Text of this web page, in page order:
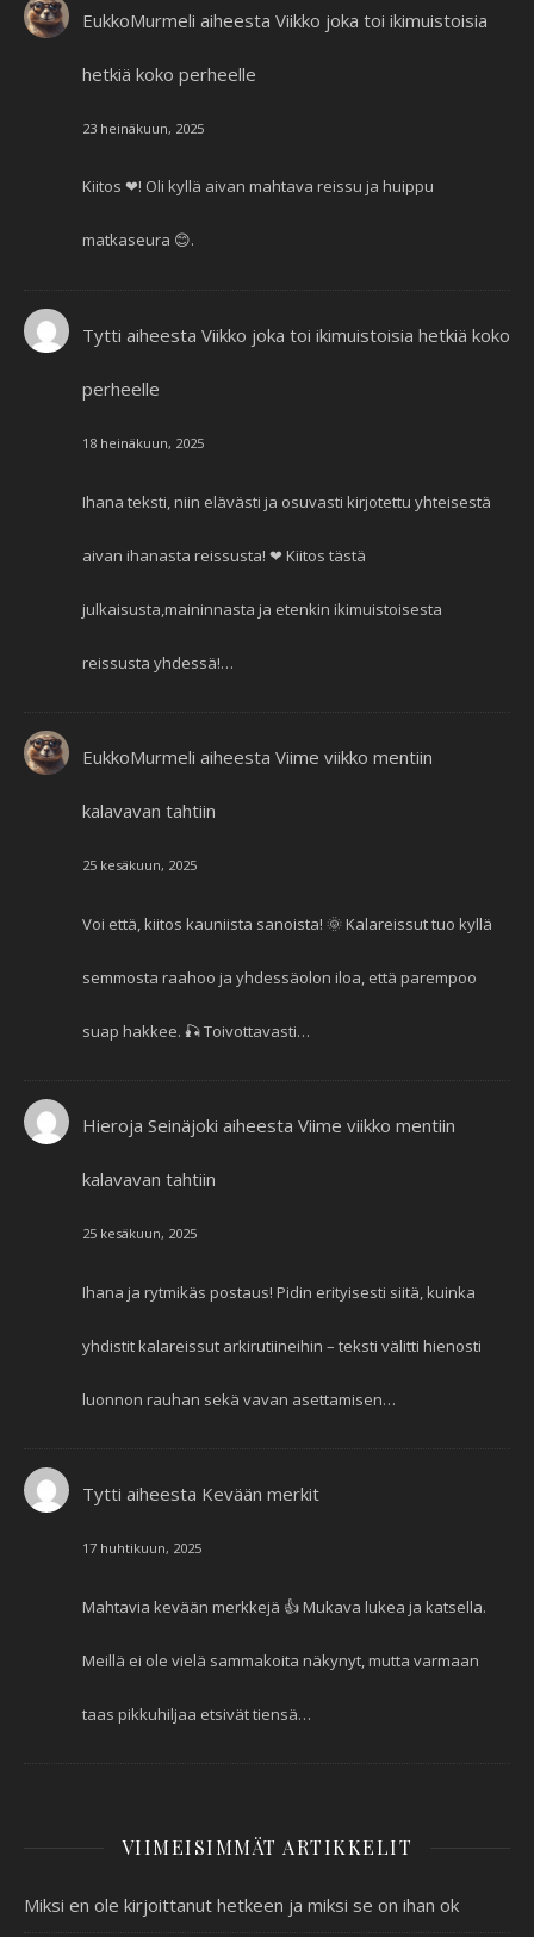
EukkoMurmeli aiheesta Viikko joka toi ikimuistoisia
hetkiä koko perheelle
23 heinäkuun, 2025
Kiitos ❤! Oli kyllä aivan mahtava reissu ja huippu
matkaseura 😊.
Tytti aiheesta Viikko joka toi ikimuistoisia hetkiä koko
perheelle
18 heinäkuun, 2025
Ihana teksti, niin elävästi ja osuvasti kirjotettu yhteisestä
aivan ihanasta reissusta! ❤ Kiitos tästä
julkaisusta,maininnasta ja etenkin ikimuistoisesta
reissusta yhdessä!…
EukkoMurmeli aiheesta Viime viikko mentiin
kalavavan tahtiin
25 kesäkuun, 2025
Voi että, kiitos kauniista sanoista! 🌞 Kalareissut tuo kyllä
semmosta raahoo ja yhdessäolon iloa, että parempoo
suap hakkee. 🎣 Toivottavasti…
Hieroja Seinäjoki aiheesta Viime viikko mentiin
kalavavan tahtiin
25 kesäkuun, 2025
Ihana ja rytmikäs postaus! Pidin erityisesti siitä, kuinka
yhdistit kalareissut arkirutiineihin – teksti välitti hienosti
luonnon rauhan sekä vavan asettamisen…
Tytti aiheesta Kevään merkit
17 huhtikuun, 2025
Mahtavia kevään merkkejä 👍 Mukava lukea ja katsella.
Meillä ei ole vielä sammakoita näkynyt, mutta varmaan
taas pikkuhiljaa etsivät tiensä…
VIIMEISIMMÄT ARTIKKELIT
Miksi en ole kirjoittanut hetkeen ja miksi se on ihan ok